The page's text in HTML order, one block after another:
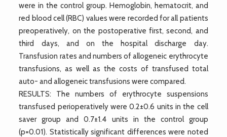
were in the control group. Hemoglobin, hematocrit, and
red blood cell (RBC) values were recorded for all patients
preoperatively, on the postoperative first, second, and
third days, and on the hospital discharge day.
Transfusion rates and numbers of allogeneic erythrocyte
transfusions, as well as the costs of transfused total
auto- and allogeneic transfusions were compared.
RESULTS: The numbers of erythrocyte suspensions
transfused perioperatively were 0.2±0.6 units in the cell
saver group and 0.7±1.4 units in the control group
(p=0.01). Statistically significant differences were noted